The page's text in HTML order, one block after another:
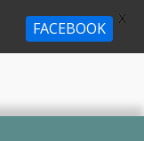
FACEBOOK
X